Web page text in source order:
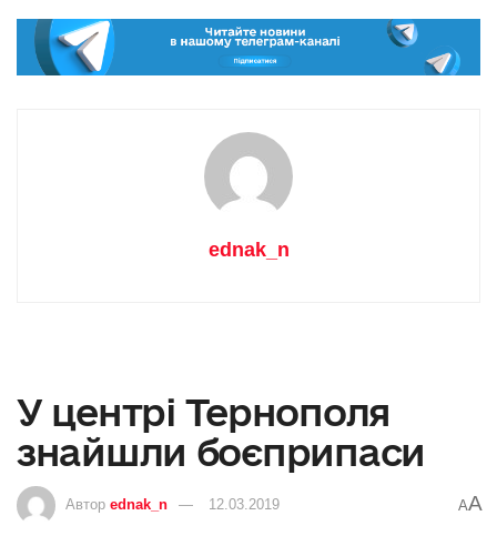
ednak_n
У центрі Тернополя
знайшли боєприпаси
Автор ednak_n 12.03.2019 AA